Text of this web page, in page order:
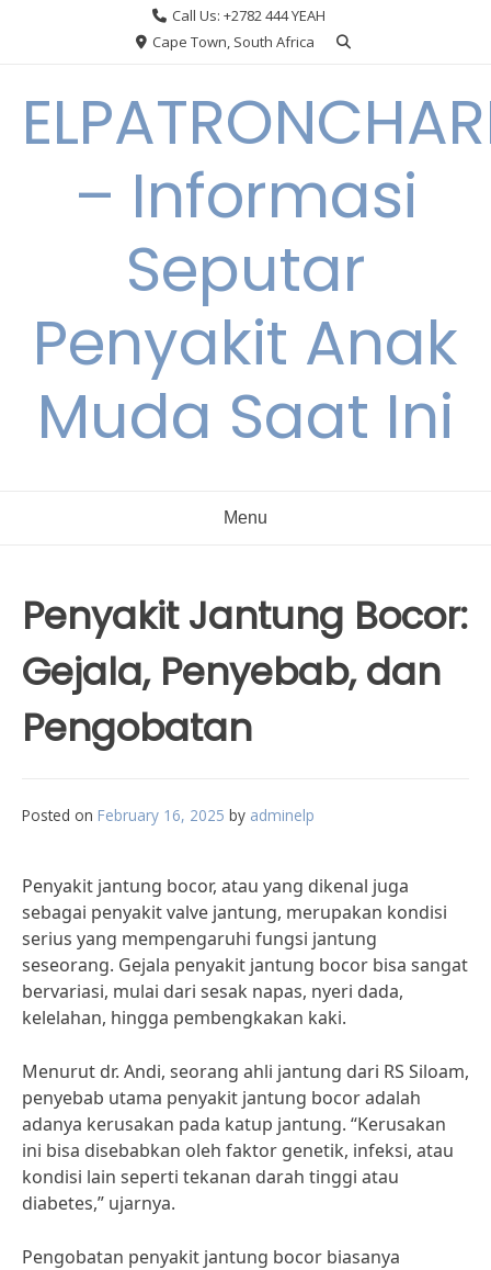
Call Us: +2782 444 YEAH
Cape Town, South Africa
– Informasi
Seputar
Penyakit Anak
Muda Saat Ini
Menu
Penyakit Jantung Bocor:
Gejala, Penyebab, dan
Pengobatan
Posted on February 16, 2025 by adminelp
Penyakit jantung bocor, atau yang dikenal juga
sebagai penyakit valve jantung, merupakan kondisi
serius yang mempengaruhi fungsi jantung
seseorang. Gejala penyakit jantung bocor bisa sangat
bervariasi, mulai dari sesak napas, nyeri dada,
kelelahan, hingga pembengkakan kaki.
Menurut dr. Andi, seorang ahli jantung dari RS Siloam,
penyebab utama penyakit jantung bocor adalah
adanya kerusakan pada katup jantung. “Kerusakan
ini bisa disebabkan oleh faktor genetik, infeksi, atau
kondisi lain seperti tekanan darah tinggi atau
diabetes,” ujarnya.
Pengobatan penyakit jantung bocor biasanya